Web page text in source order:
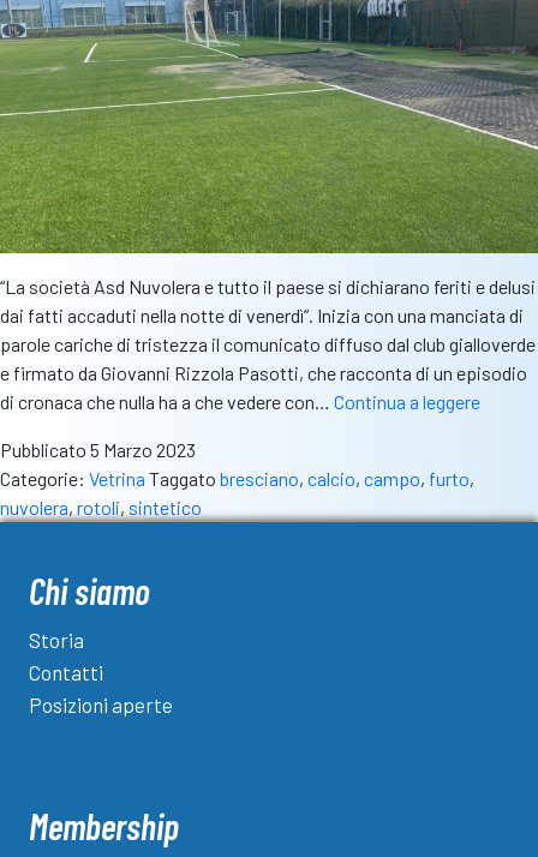
“La società Asd Nuvolera e tutto il paese si dichiarano feriti e delusi
dai fatti accaduti nella notte di venerdì”. Inizia con una manciata di
parole cariche di tristezza il comunicato diffuso dal club gialloverde
e firmato da Giovanni Rizzola Pasotti, che racconta di un episodio
di cronaca che nulla ha a che vedere con… Continua a leggereFurto
120
Pubblicato 5 Marzo 2023
Categorie: Vetrina Taggato bresciano, calcio, campo, furto,
nuvolera, rotoli, sintetico
Chi siamo
Storia
Contatti
Posizioni aperte
Membership